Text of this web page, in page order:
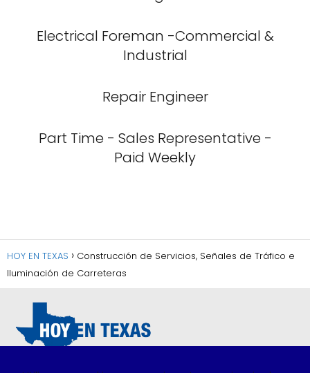
Electrical Foreman -Commercial &
Industrial
Repair Engineer
Part Time - Sales Representative -
Paid Weekly
HOY EN TEXAS
Construcción de Servicios, Señales de Tráfico e
Iluminación de Carreteras